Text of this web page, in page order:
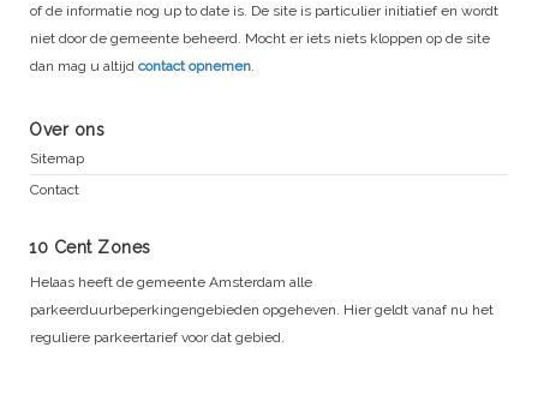
of de informatie nog up to date is. De site is particulier initiatief en wordt
niet door de gemeente beheerd. Mocht er iets niets kloppen op de site
dan mag u altijd contact opnemen.
Over ons
Sitemap
Contact
10 Cent Zones
Helaas heeft de gemeente Amsterdam alle
parkeerduurbeperkingengebieden opgeheven. Hier geldt vanaf nu het
reguliere parkeertarief voor dat gebied.